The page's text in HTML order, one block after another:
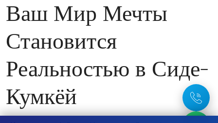
Ваш Мир Мечты
Становится
Реальностью в Сиде-
Кумкёй